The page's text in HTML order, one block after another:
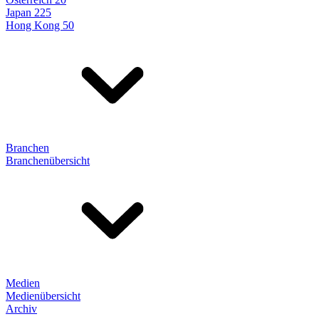
Japan 225
Hong Kong 50
Branchen
Branchenübersicht
Medien
Medienübersicht
Archiv